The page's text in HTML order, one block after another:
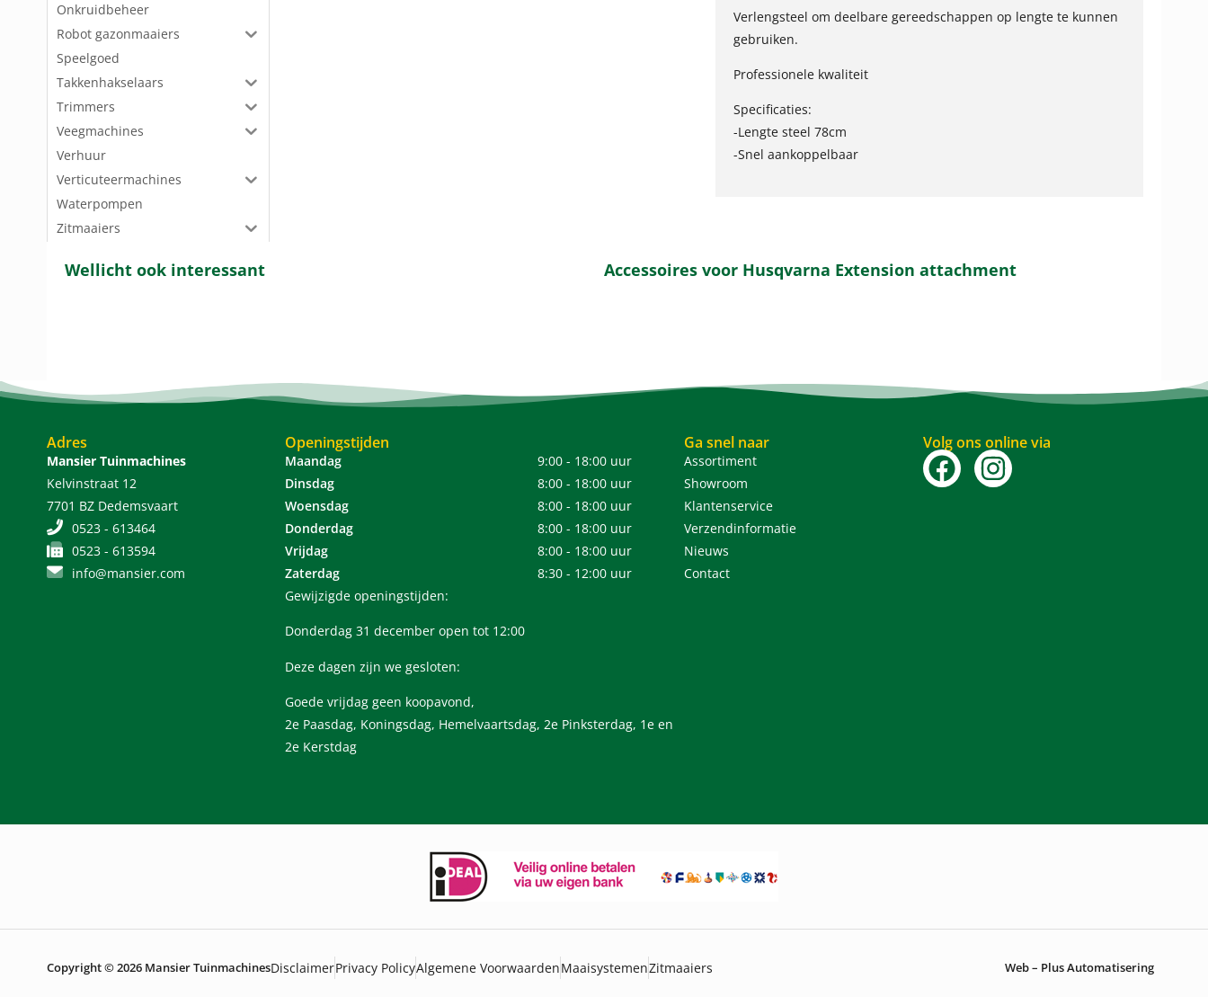
Onkruidbeheer
Robot gazonmaaiers
Speelgoed
Takkenhakselaars
Trimmers
Veegmachines
Verhuur
Verticuteermachines
Waterpompen
Zitmaaiers
Verlengsteel om deelbare gereedschappen op lengte te kunnen
gebruiken.
Professionele kwaliteit
Specificaties:
-Lengte steel 78cm
-Snel aankoppelbaar
Wellicht ook interessant Accessoires voor Husqvarna Extension attachment
Adres
Mansier Tuinmachines
Kelvinstraat 12
7701 BZ Dedemsvaart
0523 - 613464
0523 - 613594
info@mansier.com
Openingstijden
Maandag
9:00 - 18:00 uur
Dinsdag
8:00 - 18:00 uur
Woensdag
8:00 - 18:00 uur
Donderdag
8:00 - 18:00 uur
Vrijdag
8:00 - 18:00 uur
Zaterdag
8:30 - 12:00 uur
Gewijzigde openingstijden:
Donderdag 31 december open tot 12:00
Deze dagen zijn we gesloten:
Goede vrijdag geen koopavond,
2e Paasdag, Koningsdag, Hemelvaartsdag, 2e Pinksterdag, 1e en
2e Kerstdag
Ga snel naar
Assortiment
Showroom
Klantenservice
Verzendinformatie
Nieuws
Contact
Volg ons online via
Copyright © 2026 Mansier TuinmachinesDisclaimerPrivacy PolicyAlgemene VoorwaardenMaaisystemenZitmaaiers Web – Plus Automatisering